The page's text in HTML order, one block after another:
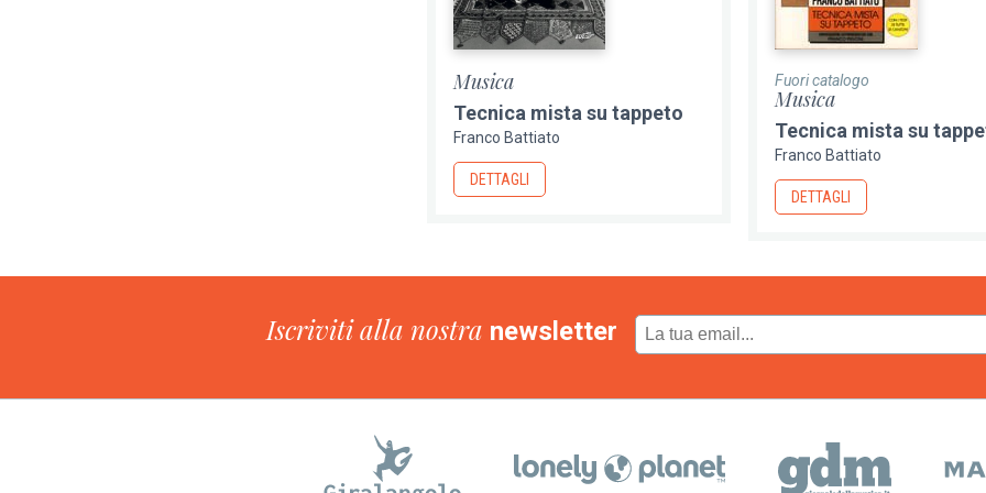
Musica
Tecnica mista su tappeto
Franco Battiato
DETTAGLI
Fuori catalogo
Musica
Tecnica mista su
Franco Battiato
DETTAGLI
Iscriviti alla nostra newsletter